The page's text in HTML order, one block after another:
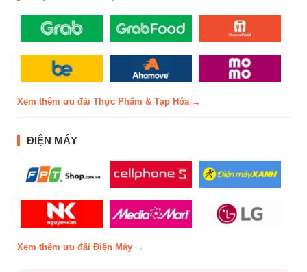
Xem thêm ưu đãi Thực Phẩm & Tạp Hóa →
ĐIỆN MÁY
Xem thêm ưu đãi Điện Máy →